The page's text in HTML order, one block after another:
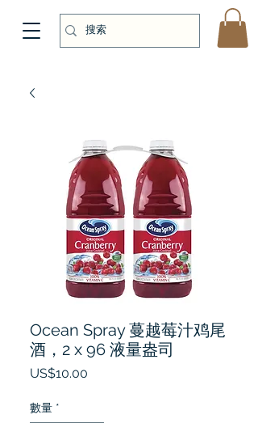
Ocean Spray 蔓越莓汁鸡尾
酒，2 x 96 液量盎司
US$10.00
數量 *